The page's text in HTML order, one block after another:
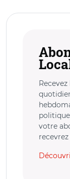
votre